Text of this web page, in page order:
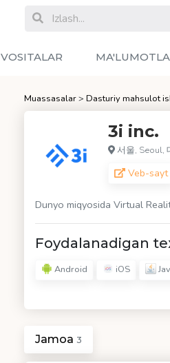
VOSITALAR
Muassasalar> Dasturiy mahsulot
3i inc.
서울, Seoul,
Veb-sayt
Dunyo miqyosida Virtual
Foydalanadigan
Android iOS
Jamoa 3